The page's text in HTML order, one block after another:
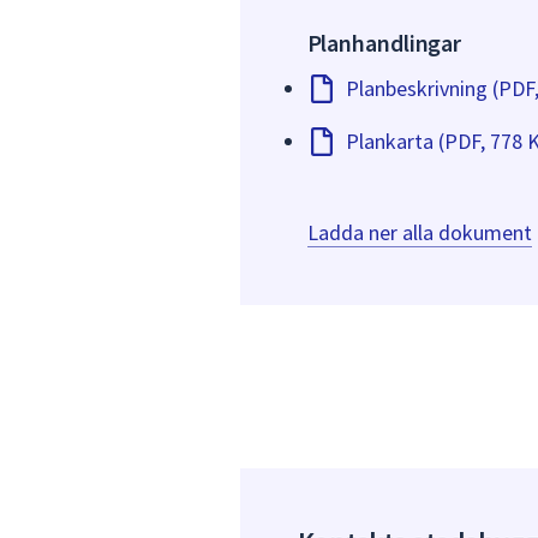
Planhandlingar
Planbeskrivning
Plankarta (PDF, 778
Ladda ner alla dokument